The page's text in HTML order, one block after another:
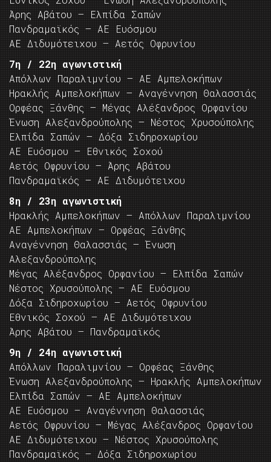
Άρης Αβάτου – Ελπίδα Σαπών
Πανδραμαϊκός – ΑΕ Ευόσμου
ΑΕ Διδυμότειχου – Αετός Οφρυνίου
7η / 22η αγωνιστική
Απόλλων Παραλιμνίου – ΑΕ Αμπελοκήπων
Ηρακλής Αμπελοκήπων – Αναγέννηση Θαλασσιάς
Ορφέας Ξάνθης – Μέγας Αλέξανδρος Ορφανίου
Ένωση Αλεξανδρούπολης – Νέστος Χρυσούπολης
Ελπίδα Σαπών – Δόξα Σιδηροχωρίου
ΑΕ Ευόσμου – Εθνικός Σοχού
Αετός Οφρυνίου – Άρης Αβάτου
Πανδραμαϊκός – ΑΕ Διδυμότειχου
8η / 23η αγωνιστική
Ηρακλής Αμπελοκήπων – Απόλλων Παραλιμνίου
ΑΕ Αμπελοκήπων – Ορφέας Ξάνθης
Αναγέννηση Θαλασσιάς – Ένωση
Αλεξανδρούπολης
Μέγας Αλέξανδρος Ορφανίου – Ελπίδα Σαπών
Νέστος Χρυσούπολης – ΑΕ Ευόσμου
Δόξα Σιδηροχωρίου – Αετός Οφρυνίου
Εθνικός Σοχού – ΑΕ Διδυμότειχου
Άρης Αβάτου – Πανδραμαϊκός
9η / 24η αγωνιστική
Απόλλων Παραλιμνίου – Ορφέας Ξάνθης
Ένωση Αλεξανδρούπολης – Ηρακλής Αμπελοκήπων
Ελπίδα Σαπών – ΑΕ Αμπελοκήπων
ΑΕ Ευόσμου – Αναγέννηση Θαλασσιάς
Αετός Οφρυνίου – Μέγας Αλέξανδρος Ορφανίου
ΑΕ Διδυμότειχου – Νέστος Χρυσούπολης
Πανδραμαϊκός – Δόξα Σιδηροχωρίου